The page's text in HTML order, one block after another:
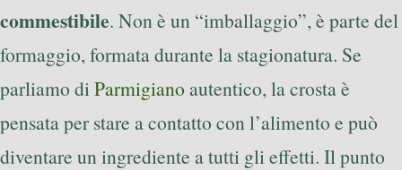
commestibile. Non è un “imballaggio”, è parte del
formaggio, formata durante la stagionatura. Se
parliamo diParmigiano autentico, la crosta è
pensata per stare a contatto con l’alimento e può
diventare un ingrediente a tutti gli effetti. Il punto